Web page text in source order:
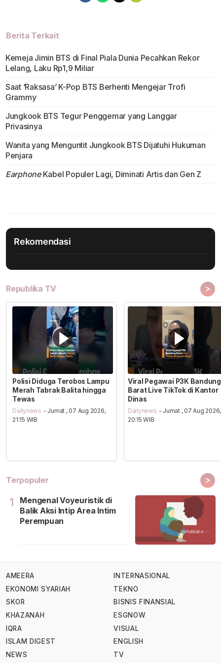
Berita Terkait
Kemeja Jimin BTS di Final Piala Dunia Pecahkan Rekor
Lelang, Laku Rp1,9 Miliar
Saat ‘Raksasa’ K-Pop BTS Berhenti Mengejar Trofi
Grammy
Jungkook BTS Tegur Penggemar yang Langgar
Privasinya
Wanita yang Menguntit Jungkook BTS Dijatuhi Hukuman
Penjara
EarphoneKabel Populer Lagi, Diminati Artis dan Gen Z
Rekomendasi
Republika TV >
Polisi Diduga Terobos Lampu
Merah Tabrak Balita hingga
Tewas
Dailynews - Jumat , 07 Aug 2026,
21:15 WIB
Viral Pegawai P3K Bandung
Barat Live TikTok di Kantor
Dinas
Dailynews - Jumat , 07 Aug 2026,
20:15 WIB
Terpopuler >
1
Mengenal Voyeuristik di
Balik Aksi Intip Area Intim
Perempuan
AMEERA
EKONOMI SYARIAH
SKOR
KHAZANAH
IQRA
ISLAM DIGEST
NEWS
INTERNASIONAL
TEKNO
BISNIS FINANSIAL
ESGNOW
VISUAL
ENGLISH
TV